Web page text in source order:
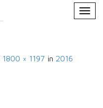
1800 × 1197 in 2016